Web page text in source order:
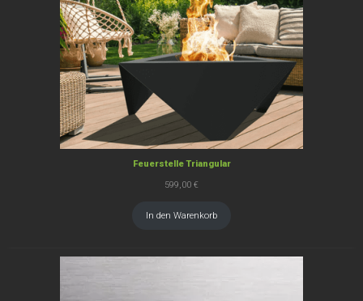
Feuerstelle Triangular
599,00 €
In den Warenkorb